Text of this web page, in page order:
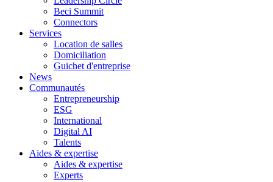
Beci Summit
Connectors
Services
Location de salles
Domiciliation
Guichet d'entreprise
News
Communautés
Entrepreneurship
ESG
International
Digital AI
Talents
Aides & expertise
Aides & expertise
Experts